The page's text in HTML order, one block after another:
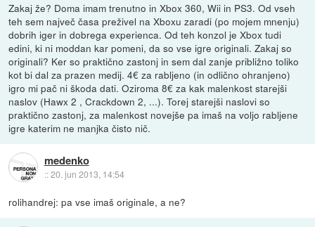
Zakaj že? Doma imam trenutno in Xbox 360, Wii in PS3. Od vseh
teh sem največ časa preživel na Xboxu zaradi (po mojem mnenju)
dobrih iger in dobrega experienca. Od teh konzol je Xbox tudi
edini, ki ni moddan kar pomeni, da so vse igre originali. Zakaj so
originali? Ker so praktično zastonj in sem dal zanje približno toliko
kot bi dal za prazen medij. 4€ za rabljeno (in odlično ohranjeno)
igro mi pač ni škoda dati. Oziroma 8€ za kak malenkost starejši
naslov (Hawx 2 , Crackdown 2, ...). Torej starejši naslovi so
praktično zastonj, za malenkost novejše pa imaš na voljo rabljene
igre katerim ne manjka čisto nič.
medenko
::20. jun 2013, 14:54
rolihandrej: pa vse imaš originale, a ne?